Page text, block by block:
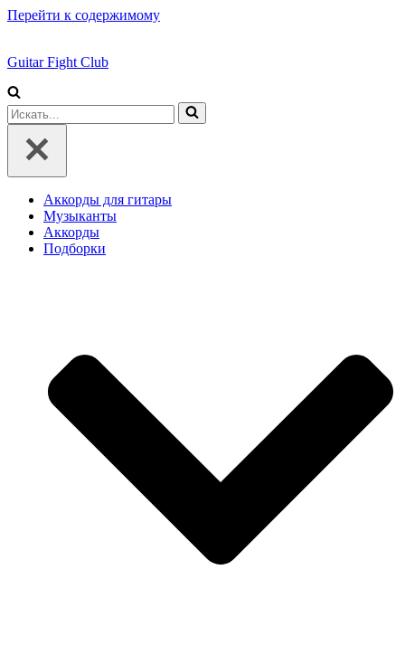
Перейти к содержимому
Guitar Fight Club
Искать...
Аккорды для гитары
Музыканты
Аккорды
Подборки